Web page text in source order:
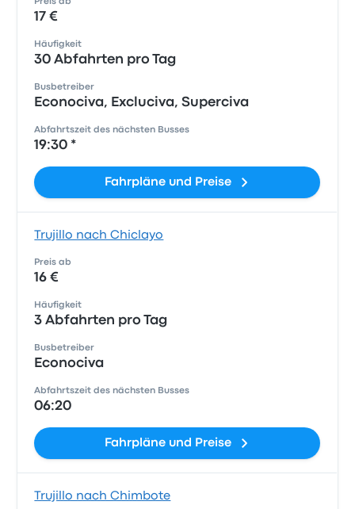
Preis ab
17 €
Häufigkeit
30 Abfahrten pro Tag
Busbetreiber
Econociva, Excluciva, Superciva
Abfahrtszeit des nächsten Busses
19:30 *
Fahrpläne und Preise
Trujillo nach Chiclayo
Preis ab
16 €
Häufigkeit
3 Abfahrten pro Tag
Busbetreiber
Econociva
Abfahrtszeit des nächsten Busses
06:20
Fahrpläne und Preise
Trujillo nach Chimbote